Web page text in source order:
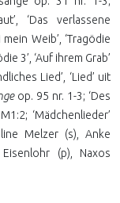
‘Das verlassene
Weib’, ‘Tragödie
3’, ‘Auf ihrem Grab’
Lied’, ‘Lied’ uit
op. 95 nr. 1-3; ‘Des
‘Mädchenlieder’
Melzer (s), Anke
(p), Naxos